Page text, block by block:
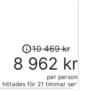
person
Priset
var
10
469 kr
10 469 kr
8 962 kr
per person
hittades för 21 timmar sen